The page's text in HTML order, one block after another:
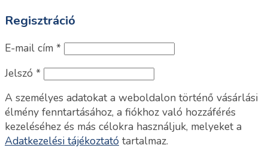
Regisztráció
E-mail cím *
Jelszó *
A személyes adatokat a weboldalon történő vásárlási
élmény fenntartásához, a fiókhoz való hozzáférés
kezeléséhez és más célokra használjuk, melyeket a
Adatkezelési tájékoztató tartalmaz.